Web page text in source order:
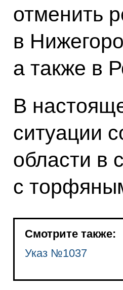
отменить
в
а также в
В
ситуации
области в
с
Смотрите также:
Указ №1037